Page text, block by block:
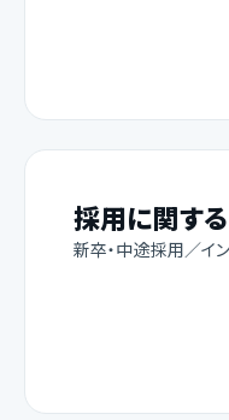
採用に関す
新卒・中途採用／イ